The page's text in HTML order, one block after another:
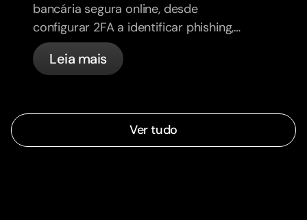
bancária segura online, desde
configurar 2FA a identificar phishing,
controlar os teus cartões e saber o
que a bunq trata automaticamente.
Leia mais
Ver tudo